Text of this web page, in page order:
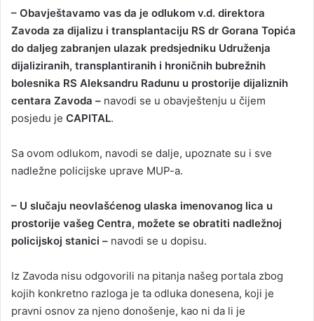
– Obavještavamo vas da je odlukom v.d. direktora
Zavoda za dijalizu i transplantaciju RS dr Gorana Topića
do daljeg zabranjen ulazak predsjedniku Udruženja
dijaliziranih, transplantiranih i hroničnih bubrežnih
bolesnika RS Aleksandru Radunu u prostorije dijaliznih
centara Zavoda – navodi se u obavještenju u čijem
posjedu je CAPITAL.
Sa ovom odlukom, navodi se dalje, upoznate su i sve
nadležne policijske uprave MUP-a.
– U slučaju neovlašćenog ulaska imenovanog lica u
prostorije vašeg Centra, možete se obratiti nadležnoj
policijskoj stanici – navodi se u dopisu.
Iz Zavoda nisu odgovorili na pitanja našeg portala zbog
kojih konkretno razloga je ta odluka donesena, koji je
pravni osnov za njeno donošenje, kao ni da li je